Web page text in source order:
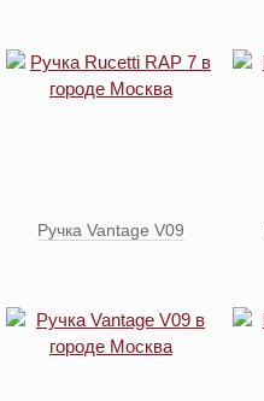
Ручка Vantage V09